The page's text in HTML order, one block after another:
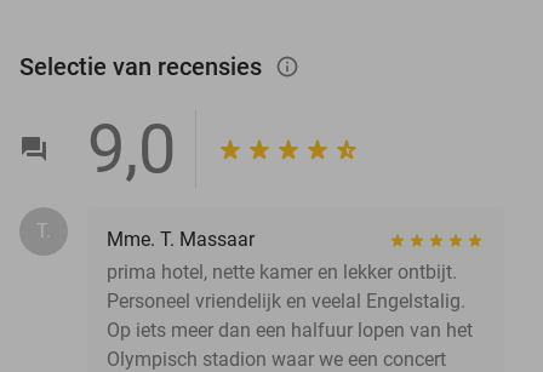
Selectie van recensies info_outlined
9,0
T.
Mme. T. Massaar
prima hotel, nette kamer en lekker ontbijt.
Personeel vriendelijk en veelal Engelstalig.
Op iets meer dan een halfuur lopen van het
Olympisch stadion waar we een concert